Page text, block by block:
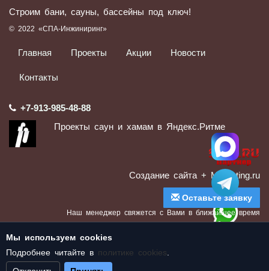
Строим бани, сауны, бассейны под ключ!
© 2022 «СПА-Инжиниринг»
Главная Проекты Акции Новости
Контакты
+7-913-985-48-88
Проекты саун и хамам в Яндекс.Ритме
Создание сайта + Marketing.ru
Оставьте заявку
Наш менеджер свяжется с Вами в ближайшее время
Мы используем cookies
Подробнее читайте в политике cookies